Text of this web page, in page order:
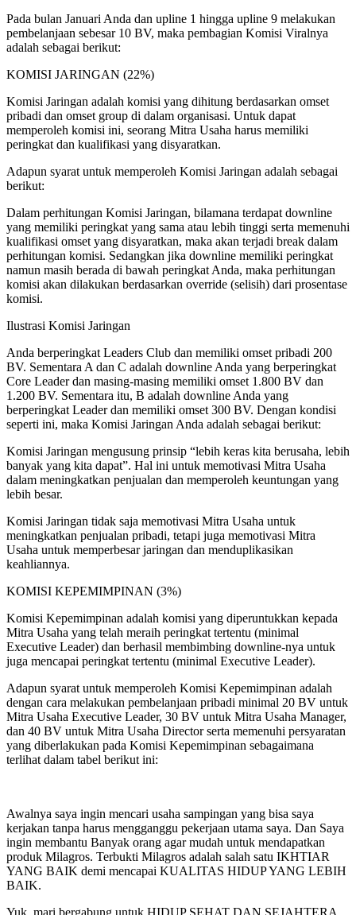
Pada bulan Januari Anda dan upline 1 hingga upline 9 melakukan
pembelanjaan sebesar 10 BV, maka pembagian Komisi Viralnya
adalah sebagai berikut:
KOMISI JARINGAN (22%)
Komisi Jaringan adalah komisi yang dihitung berdasarkan omset
pribadi dan omset group di dalam organisasi. Untuk dapat
memperoleh komisi ini, seorang Mitra Usaha harus memiliki
peringkat dan kualifikasi yang disyaratkan.
Adapun syarat untuk memperoleh Komisi Jaringan adalah sebagai
berikut:
Dalam perhitungan Komisi Jaringan, bilamana terdapat downline
yang memiliki peringkat yang sama atau lebih tinggi serta memenuhi
kualifikasi omset yang disyaratkan, maka akan terjadi break dalam
perhitungan komisi. Sedangkan jika downline memiliki peringkat
namun masih berada di bawah peringkat Anda, maka perhitungan
komisi akan dilakukan berdasarkan override (selisih) dari prosentase
komisi.
Ilustrasi Komisi Jaringan
Anda berperingkat Leaders Club dan memiliki omset pribadi 200
BV. Sementara A dan C adalah downline Anda yang berperingkat
Core Leader dan masing-masing memiliki omset 1.800 BV dan
1.200 BV. Sementara itu, B adalah downline Anda yang
berperingkat Leader dan memiliki omset 300 BV. Dengan kondisi
seperti ini, maka Komisi Jaringan Anda adalah sebagai berikut:
Komisi Jaringan mengusung prinsip “lebih keras kita berusaha, lebih
banyak yang kita dapat”. Hal ini untuk memotivasi Mitra Usaha
dalam meningkatkan penjualan dan memperoleh keuntungan yang
lebih besar.
Komisi Jaringan tidak saja memotivasi Mitra Usaha untuk
meningkatkan penjualan pribadi, tetapi juga memotivasi Mitra
Usaha untuk memperbesar jaringan dan menduplikasikan
keahliannya.
KOMISI KEPEMIMPINAN (3%)
Komisi Kepemimpinan adalah komisi yang diperuntukkan kepada
Mitra Usaha yang telah meraih peringkat tertentu (minimal
Executive Leader) dan berhasil membimbing downline-nya untuk
juga mencapai peringkat tertentu (minimal Executive Leader).
Adapun syarat untuk memperoleh Komisi Kepemimpinan adalah
dengan cara melakukan pembelanjaan pribadi minimal 20 BV untuk
Mitra Usaha Executive Leader, 30 BV untuk Mitra Usaha Manager,
dan 40 BV untuk Mitra Usaha Director serta memenuhi persyaratan
yang diberlakukan pada Komisi Kepemimpinan sebagaimana
terlihat dalam tabel berikut ini:
Awalnya saya ingin mencari usaha sampingan yang bisa saya
kerjakan tanpa harus mengganggu pekerjaan utama saya. Dan Saya
ingin membantu Banyak orang agar mudah untuk mendapatkan
produk Milagros. Terbukti Milagros adalah salah satu IKHTIAR
YANG BAIK demi mencapai KUALITAS HIDUP YANG LEBIH
BAIK.
Yuk, mari bergabung untuk HIDUP SEHAT DAN SEJAHTERA